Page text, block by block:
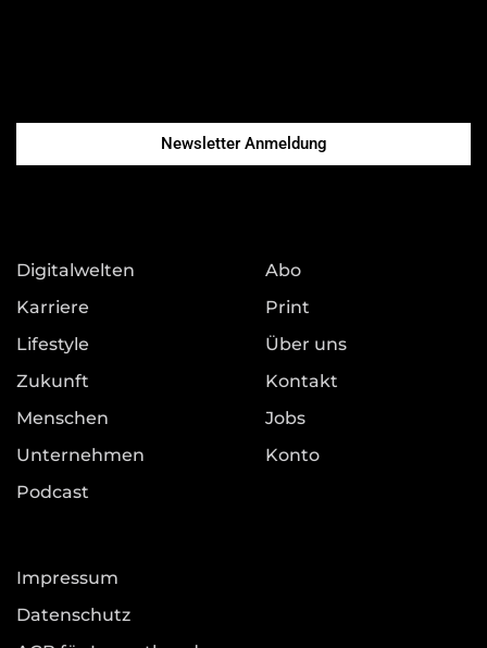
Newsletter Anmeldung
Digitalwelten
Karriere
Lifestyle
Zukunft
Menschen
Unternehmen
Podcast
Abo
Print
Über uns
Kontakt
Jobs
Konto
Impressum
Datenschutz